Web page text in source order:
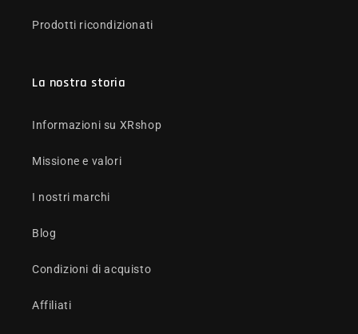
Prodotti ricondizionati
La nostra storia
Informazioni su XRshop
Missione e valori
I nostri marchi
Blog
Condizioni di acquisto
Affiliati